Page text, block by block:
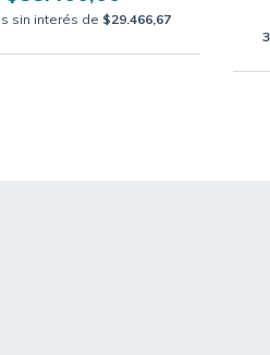
sin interés de $29.466,67
3